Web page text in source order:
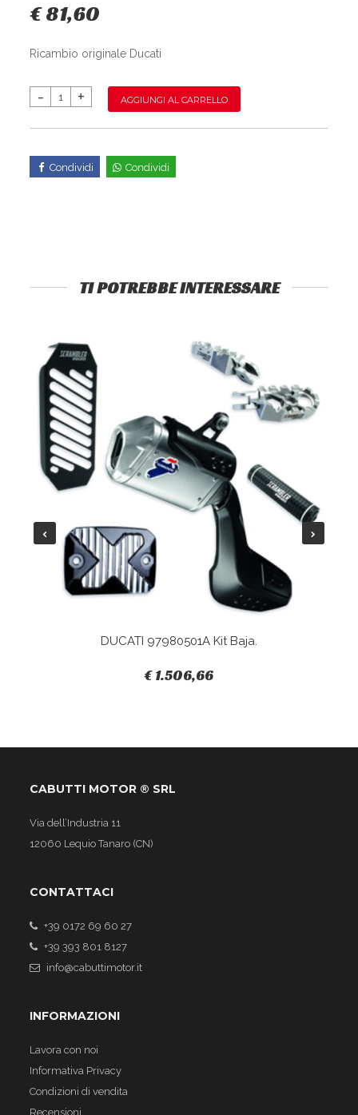
€ 81,60
Ricambio originale Ducati
AGGIUNGI AL CARRELLO
Condividi Condividi
TI POTREBBE INTERESSARE
DUCATI 97980501A Kit Baja.
€ 1.506,66
CABUTTI MOTOR ® SRL
Via dell’Industria 11
12060 Lequio Tanaro (CN)
CONTATTACI
+39 0172 69 60 27
+39 393 801 8127
info@cabuttimotor.it
INFORMAZIONI
Lavora con noi
Informativa Privacy
Condizioni di vendita
Recensioni